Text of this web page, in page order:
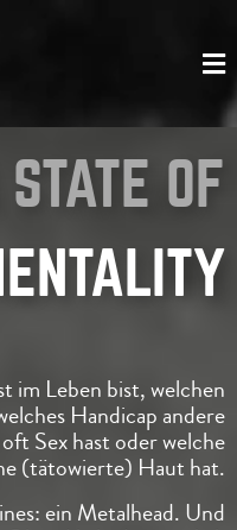
OF
im Leben bist, welchen
Handicap andere
Sex hast oder welche
(tätowierte) Haut hat.
ein Metalhead. Und